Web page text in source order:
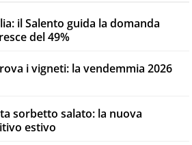
il Salento guida la domanda
del 49%
i vigneti: la vendemmia 2026
sorbetto salato: la nuova
estivo